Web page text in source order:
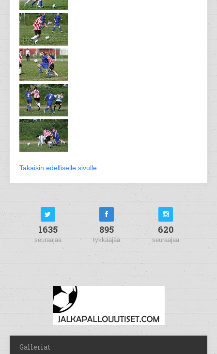
Takaisin edelliselle sivulle
1635
seuraajaa
895
tykkääjää
620
seuraajaa
Galleriat